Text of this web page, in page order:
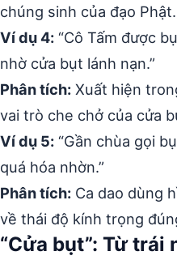
chúng sinh của đạo Phật.
Ví dụ 4: “Cô Tấm được
nhờ cửa bụt lánh nạn.”
Phân tích: Xuất hiện
vai trò che chở của cửa
Ví dụ 5: “Gần chùa gọi
quá hóa nhờn.”
Phân tích: Ca dao dùng
về thái độ kính trọng
“Cửa bụt”: Từ trái